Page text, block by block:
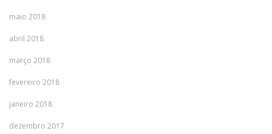
maio 2018
abril 2018
março 2018
fevereiro 2018
janeiro 2018
dezembro 2017